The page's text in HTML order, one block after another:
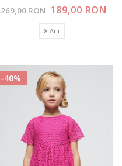
269,00 RON Pret
special
189,00 RON
8 Ani
-40%